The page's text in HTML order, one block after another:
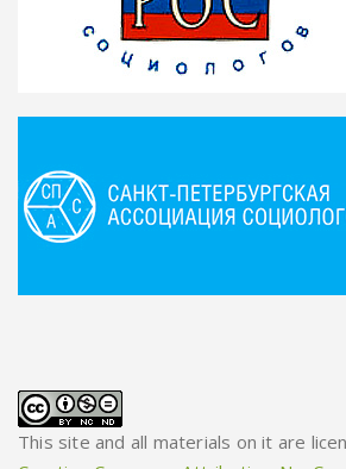
This site and all materials on it are